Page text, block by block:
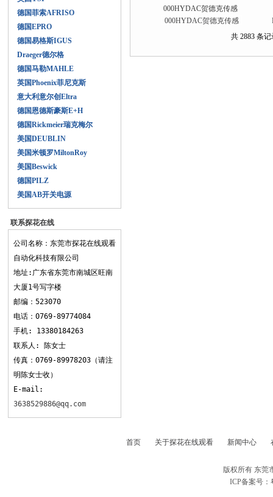
德国菲索AFRISO
德国EPRO
德国易格斯IGUS
Draeger德尔格
德国马勒MAHLE
英国Phoenix菲尼克斯
意大利意尔创Eltra
德国恩德斯豪斯E+H
德国Rickmeier瑞克梅尔
美国DEUBLIN
美国米顿罗MiltonRoy
美国Beswick
德国PILZ
美国AB开关电源
联系探花在线
观看
公司名称：东莞市探花在线观看
自动化科技有限公司
地址:广东省东莞市南城区旺南
大厦1号写字楼
邮编：523070
电话：0769-89774084
手机: 13380184263
联系人: 陈女士
传真：0769-89978203（请注
明陈女士收）
E-mail:
3638529886@qq.com
000HYDAC贺德克传感
器德国厂家直供
共 2883 条记
首页 关于探花在线观看 新闻中心
版权所有 东莞
ICP备案号：